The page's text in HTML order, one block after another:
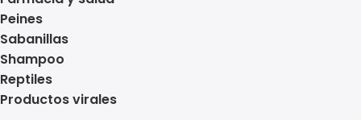
Peines
Sabanillas
Shampoo
Reptiles
Productos virales